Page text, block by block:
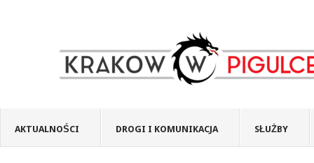
AKTUALNOŚCI DROGI I KOMUNIKACJA SŁUŻBY